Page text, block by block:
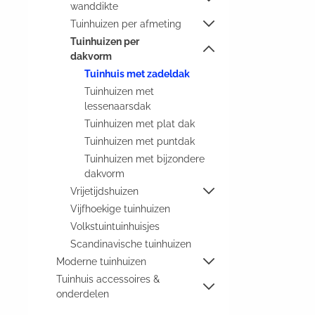
wanddikte
Tuinhuizen per afmeting
Tuinhuizen per
dakvorm
Tuinhuis met zadeldak
Tuinhuizen met
lessenaarsdak
Tuinhuizen met plat dak
Tuinhuizen met puntdak
Tuinhuizen met bijzondere
dakvorm
Vrijetijdshuizen
Vijfhoekige tuinhuizen
Volkstuintuinhuisjes
Scandinavische tuinhuizen
Moderne tuinhuizen
Tuinhuis accessoires &
onderdelen